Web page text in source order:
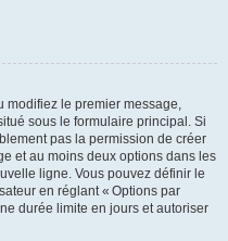
modifiez le premier message,
sous le formulaire principal. Si
pas la permission de créer
et au moins deux options dans les
ligne. Vous pouvez définir le
en réglant « Options par
durée limite en jours et autoriser